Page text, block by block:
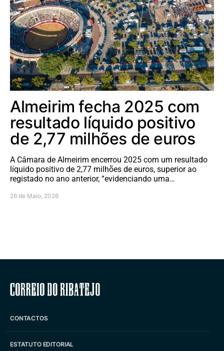
Almeirim fecha 2025 com
resultado líquido positivo
de 2,77 milhões de euros
A Câmara de Almeirim encerrou 2025 com um resultado
líquido positivo de 2,77 milhões de euros, superior ao
registado no ano anterior, “evidenciando uma…
26 de Maio, 2026
Correio do Ribatejo
CONTACTOS
ESTATUTO EDITORIAL